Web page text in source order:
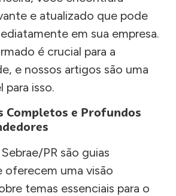
e atualizado que pode
em sua empresa.
é crucial para a
e nossos artigos são uma
isso.
Completos e Profundos
PR são guias
uma visão
temas essenciais para o